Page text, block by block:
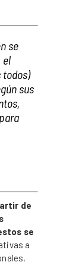
se
el
todos)
sus
de
se
a